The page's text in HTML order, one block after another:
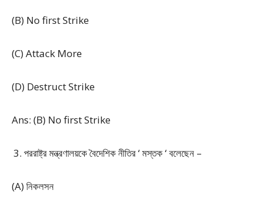
(B) No first Strike
(C) Attack More
(D) Destruct Strike
Ans: (B) No first Strike
পররাষ্ট্র মন্ত্রণালয়কে বৈদেশিক নীতির ‘ মস্তক ‘ বলেছেন –
(A) নিকলসন